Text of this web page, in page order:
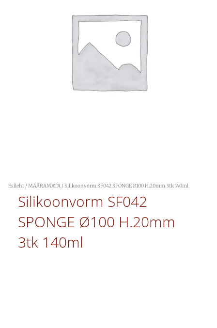
Esileht /MÄÄRAMATA / Silikoonvorm SF042 SPONGE Ø100 H.20mm 3tk 140ml
Silikoonvorm SF042
SPONGE Ø100 H.20mm
3tk 140ml